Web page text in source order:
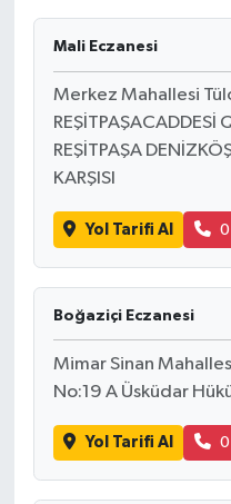
Mali Eczanesi
Merkez Mahallesi
REŞİTPAŞACADDESİ
REŞİTPAŞA
KARŞISI
Yol Tarifi Al
Boğaziçi Eczanesi
Mimar Sinan
No:19 A Üsküdar
Yol Tarifi Al